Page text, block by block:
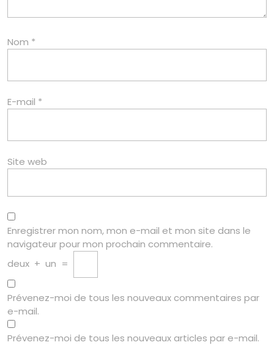
Nom *
E-mail *
Site web
Enregistrer mon nom, mon e-mail et mon site dans le
navigateur pour mon prochain commentaire.
deux + un =
Prévenez-moi de tous les nouveaux commentaires par
e-mail.
Prévenez-moi de tous les nouveaux articles par e-mail.